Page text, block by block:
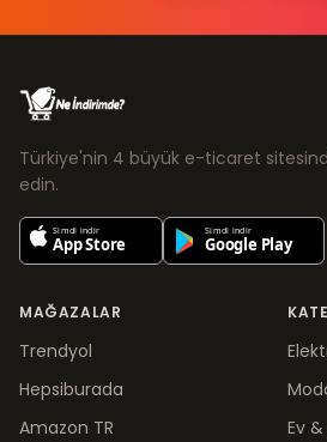
Türkiye'nin 4 büyük e-ticaret
edin.
MAĞAZALAR
Trendyol
Hepsiburada
Amazon TR
Ev